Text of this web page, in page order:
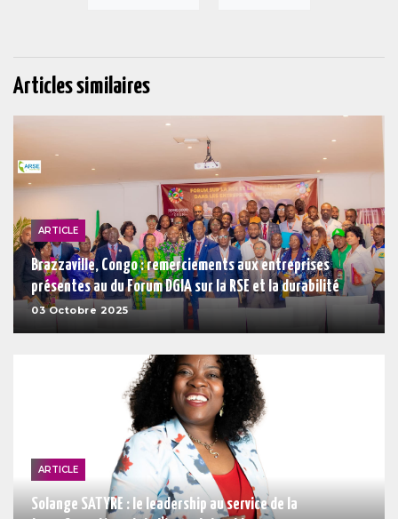
Articles similaires
ARTICLE
Brazzaville, Congo : remerciements aux entreprises
présentes au du Forum DGIA sur la RSE et la durabilité
03 Octobre 2025
ARTICLE
Solange SATYRE : le leadership au service de la